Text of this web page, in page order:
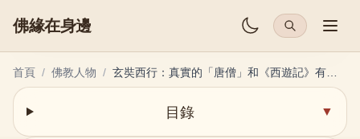
佛緣在身邊
首頁 / 佛教人物 /
目錄 ▼